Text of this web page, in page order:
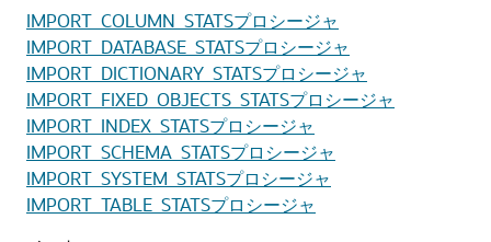
IMPORT_COLUMN_STATSプロシージャ
IMPORT_DATABASE_STATSプロシージャ
IMPORT_DICTIONARY_STATSプロシージャ
IMPORT_FIXED_OBJECTS_STATSプロシージャ
IMPORT_INDEX_STATSプロシージャ
IMPORT_SCHEMA_STATSプロシージャ
IMPORT_SYSTEM_STATSプロシージャ
IMPORT_TABLE_STATSプロシージャ